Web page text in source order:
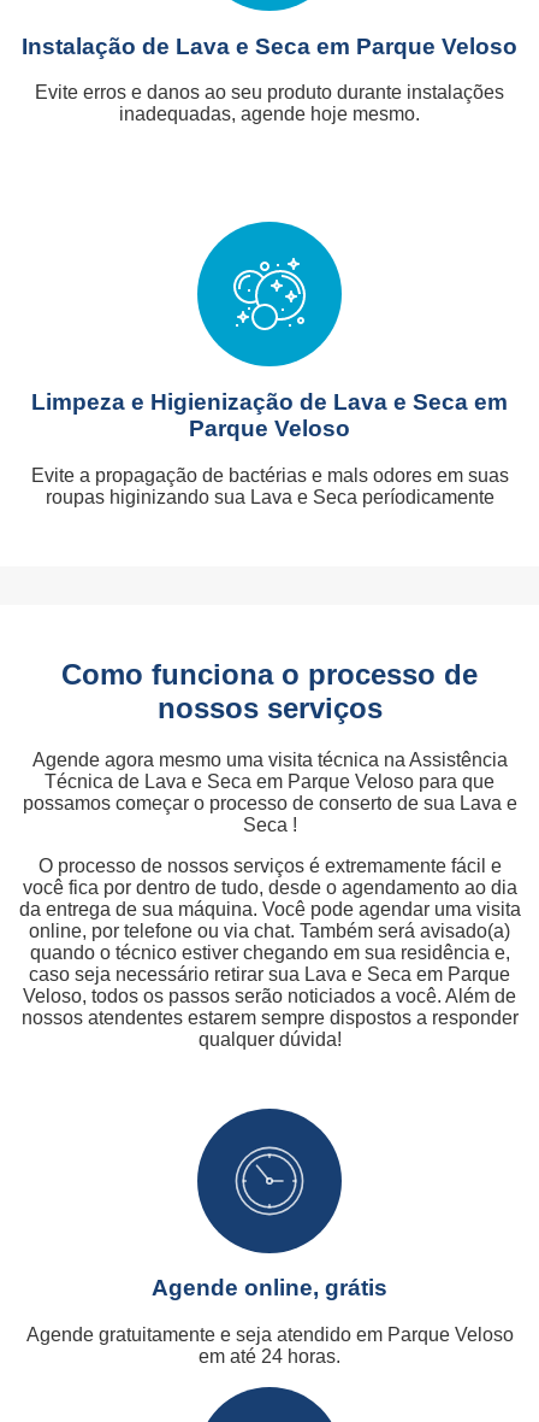
Instalação de Lava e Seca em Parque Veloso
Evite erros e danos ao seu produto durante instalações
inadequadas, agende hoje mesmo.
Limpeza e Higienização de Lava e Seca em
Parque Veloso
Evite a propagação de bactérias e mals odores em suas
roupas higinizando sua Lava e Seca períodicamente
Como funciona o processo de
nossos serviços
Agende agora mesmo uma visita técnica na Assistência
Técnica de Lava e Seca em Parque Veloso para que
possamos começar o processo de conserto de sua Lava e
Seca !
O processo de nossos serviços é extremamente fácil e
você fica por dentro de tudo, desde o agendamento ao dia
da entrega de sua máquina. Você pode agendar uma visita
online, por telefone ou via chat. Também será avisado(a)
quando o técnico estiver chegando em sua residência e,
caso seja necessário retirar sua Lava e Seca em Parque
Veloso, todos os passos serão noticiados a você. Além de
nossos atendentes estarem sempre dispostos a responder
qualquer dúvida!
Agende online, grátis
Agende gratuitamente e seja atendido em Parque Veloso
em até 24 horas.